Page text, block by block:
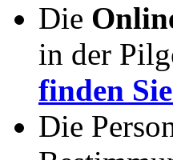
Die
in der
finden
Die